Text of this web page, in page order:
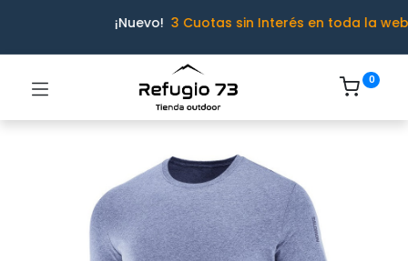
¡Nuevo! 3 Cuotas sin Interés en toda la web
0